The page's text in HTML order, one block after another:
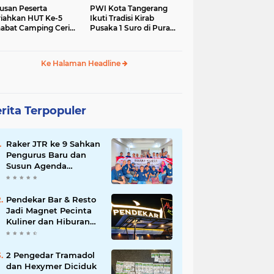
Peserta
HUT Ke-5
Camping Ceria,
PWI Kota Tangerang
Ikuti Tradisi Kirab
Pusaka 1 Suro di Pura
Ke Halaman Headline
Terpopuler
Raker JTR ke 9 Sahkan
Pengurus Baru dan
Susun Agenda
Strategis 2026
Pendekar Bar & Resto
Jadi Magnet Pecinta
Kuliner dan Hiburan
Malam di Tangerang
2 Pengedar Tramadol
dan Hexymer Diciduk